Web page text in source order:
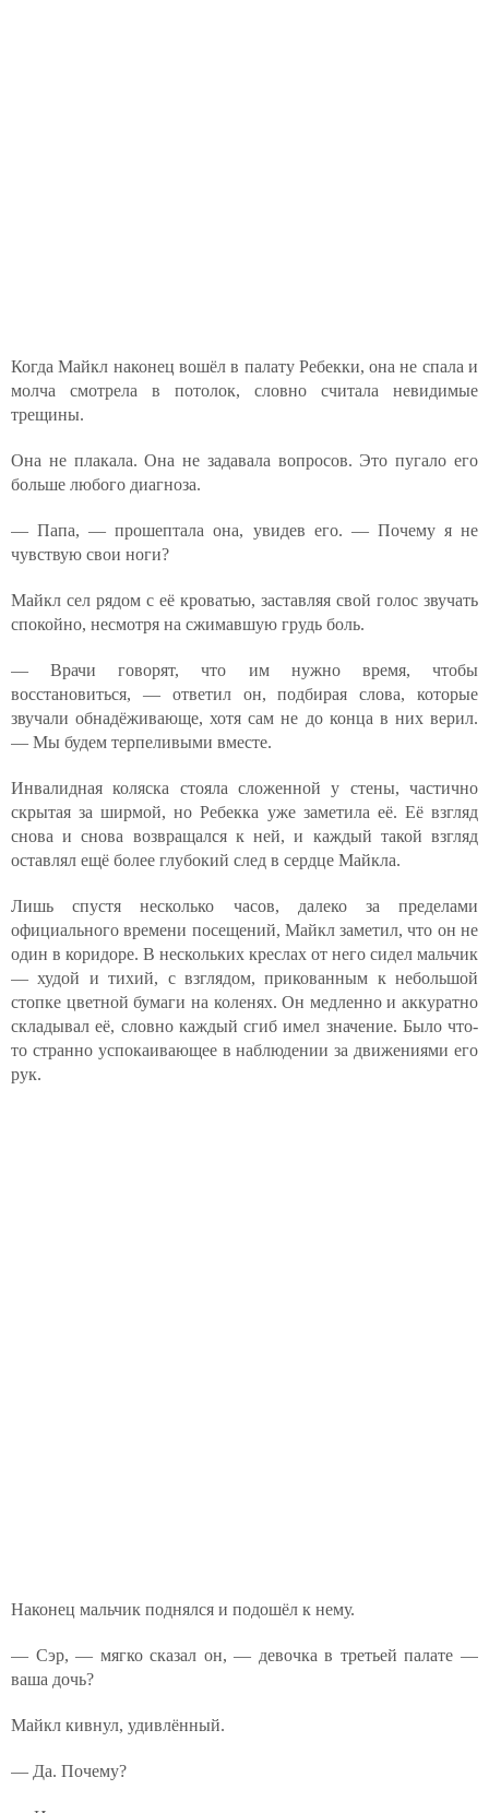
Когда Майкл наконец вошёл в палату Ребекки, она не спала и
молча смотрела в потолок, словно считала невидимые
трещины.
Она не плакала. Она не задавала вопросов. Это пугало его
больше любого диагноза.
— Папа, — прошептала она, увидев его. — Почему я не
чувствую свои ноги?
Майкл сел рядом с её кроватью, заставляя свой голос звучать
спокойно, несмотря на сжимавшую грудь боль.
— Врачи говорят, что им нужно время, чтобы
восстановиться, — ответил он, подбирая слова, которые
звучали обнадёживающе, хотя сам не до конца в них верил.
— Мы будем терпеливыми вместе.
Инвалидная коляска стояла сложенной у стены, частично
скрытая за ширмой, но Ребекка уже заметила её. Её взгляд
снова и снова возвращался к ней, и каждый такой взгляд
оставлял ещё более глубокий след в сердце Майкла.
Лишь спустя несколько часов, далеко за пределами
официального времени посещений, Майкл заметил, что он не
один в коридоре. В нескольких креслах от него сидел мальчик
— худой и тихий, с взглядом, прикованным к небольшой
стопке цветной бумаги на коленях. Он медленно и аккуратно
складывал её, словно каждый сгиб имел значение. Было что-
то странно успокаивающее в наблюдении за движениями его
рук.
Наконец мальчик поднялся и подошёл к нему.
— Сэр, — мягко сказал он, — девочка в третьей палате —
ваша дочь?
Майкл кивнул, удивлённый.
— Да. Почему?